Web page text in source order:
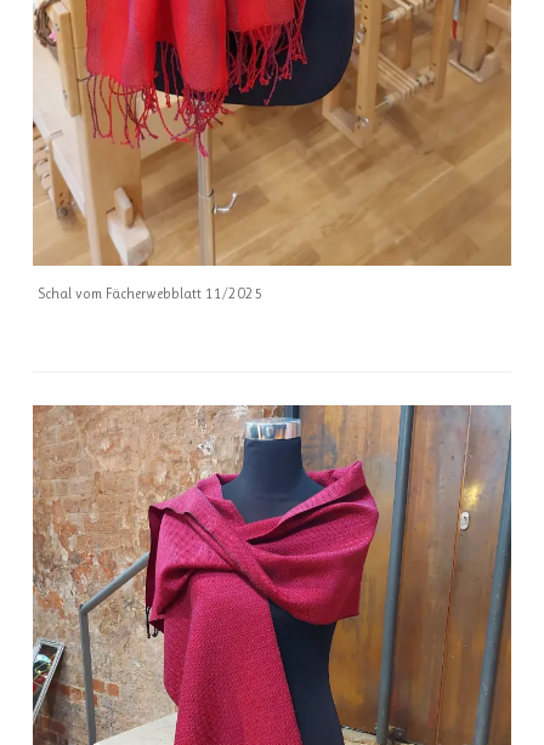
Schal vom Fächerwebblatt 11/2025